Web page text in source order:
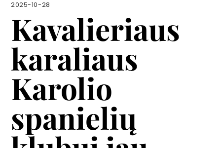
2025-10-28
Kavalieriaus
karaliaus
Karolio
spanielių